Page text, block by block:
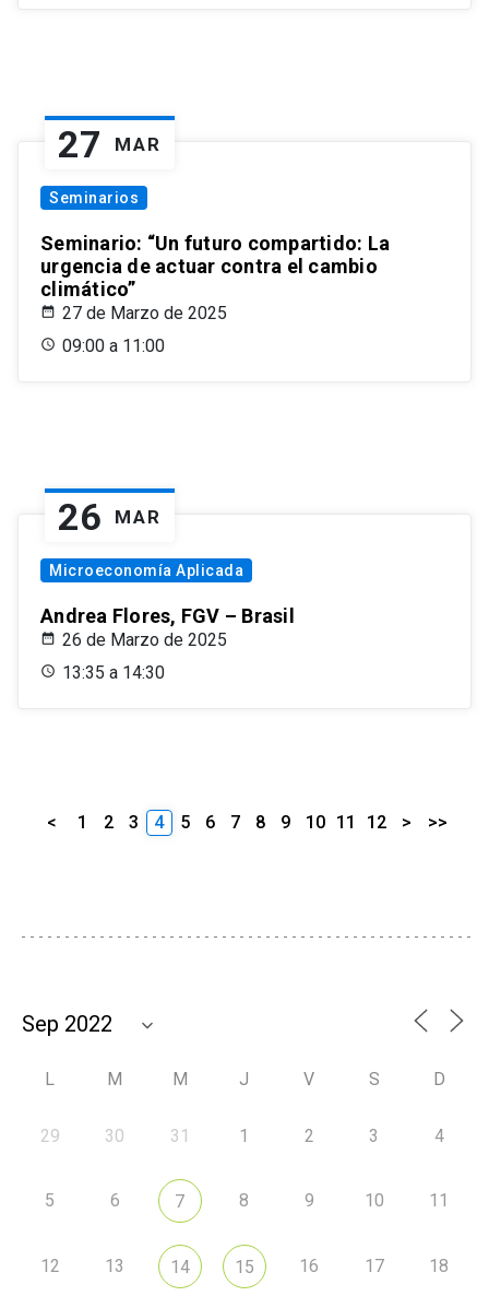
27 MAR
Seminarios
Seminario: “Un futuro compartido: La
urgencia de actuar contra el cambio
climático”
27 de Marzo de 2025
09:00 a 11:00
26 MAR
Microeconomía Aplicada
Andrea Flores, FGV – Brasil
26 de Marzo de 2025
13:35 a 14:30
< 1 2 3 4 5 6 7 8 9 10 11 12 > >>
L M M J V S D
29 30 31 1 2 3 4
5 6 7 8 9 10 11
12 13 14 15 16 17 18